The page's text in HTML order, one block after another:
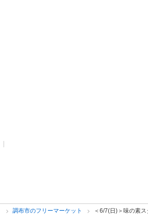
調布市のフリーマーケット ＜6/7(日)＞味の素